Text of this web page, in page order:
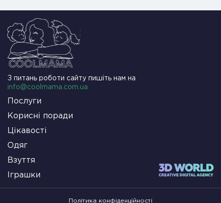
З питань роботи сайту пишіть нам на
info@coolmama.com.ua
Послуги
Корисні поради
Цікавості
Одяг
Взуття
Іграшки
Політика конфіденційності